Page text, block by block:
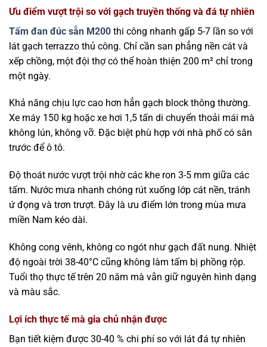
Ưu điểm vượt trội so với gạch truyền thống và đá tự nhiên
Tấm đan đúc sẵn M200 thi công nhanh gấp 5-7 lần so với
lát gạch terrazzo thủ công. Chỉ cần san phẳng nền cát và
xếp chồng, một đội thợ có thể hoàn thiện 200 m² chỉ trong
một ngày.
Khả năng chịu lực cao hơn hẳn gạch block thông thường.
Xe máy 150 kg hoặc xe hơi 1,5 tấn di chuyển thoải mái mà
không lún, không vỡ. Đặc biệt phù hợp với nhà phố có sân
trước để ô tô.
Độ thoát nước vượt trội nhờ các khe ron 3-5 mm giữa các
tấm. Nước mưa nhanh chóng rút xuống lớp cát nền, tránh
ứ đọng và trơn trượt. Đây là ưu điểm lớn trong mùa mưa
miền Nam kéo dài.
Không cong vênh, không co ngót như gạch đất nung. Nhiệt
độ ngoài trời 38-40°C cũng không làm tấm bị phồng rộp.
Tuổi thọ thực tế trên 20 năm mà vẫn giữ nguyên hình dạng
và màu sắc.
Lợi ích thực tế mà gia chủ nhận được
Bạn tiết kiệm được 30-40 % chi phí so với lát đá tự nhiên